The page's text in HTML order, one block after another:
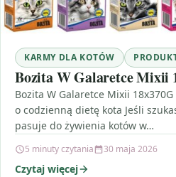
KARMY DLA KOTÓW
Bozita W Galaretce Mixii
Bozita W Galaretce Mixii
o codzienną dietę kota Jeśli
pasuje do żywienia kotów w…
5 minuty czytania 30 maja 2026
Czytaj więcej